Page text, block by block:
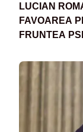
LUCIAN
FAVOAREA
FRUNTEA